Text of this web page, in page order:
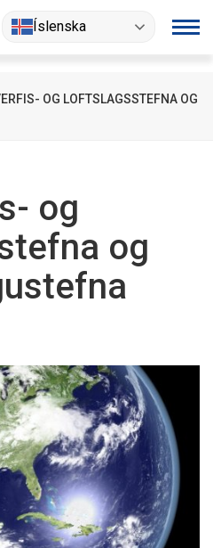
Íslenska
OG LOFTSLAGSSTEFNA OG
og
og